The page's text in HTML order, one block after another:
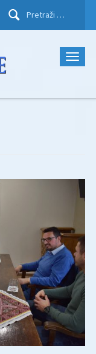
Pretraži: